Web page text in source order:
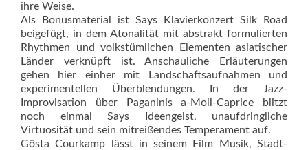
ihre Weise.
Als Bonusmaterial ist Says Klavierkonzert Silk Road
beigefügt, in dem Atonalität mit abstrakt formulierten
Rhythmen und volkstümlichen Elementen asiatischer
Länder verknüpft ist. Anschauliche Erläuterungen
gehen hier einher mit Landschaftsaufnahmen und
experimentellen Überblendungen. In der Jazz-
Improvisation über Paganinis a-Moll-Caprice blitzt
noch einmal Says Ideengeist, unaufdringliche
Virtuosität und sein mitreißendes Temperament auf.
Gösta Courkamp lässt in seinem Film Musik, Stadt-